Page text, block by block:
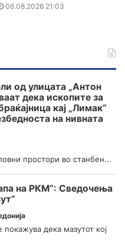
06.08.2026 21:03
од улицата „Антон
дека ископите за
кај „Лимак“
на нивната
простори во станбен...
на РКМ“: Сведочења
дека мазутот кој